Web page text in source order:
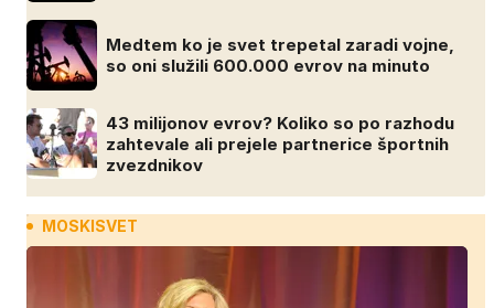
Medtem ko je svet trepetal zaradi vojne,
so oni služili 600.000 evrov na minuto
43 milijonov evrov? Koliko so po razhodu
zahtevale ali prejele partnerice športnih
zvezdnikov
MOSKISVET